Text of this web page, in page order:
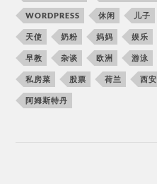
WORDPRESS 休闲 儿子
天使 奶粉 妈妈 娱乐
早教 杂谈 欧洲 游泳
私房菜 股票 荷兰 西安
阿姆斯特丹